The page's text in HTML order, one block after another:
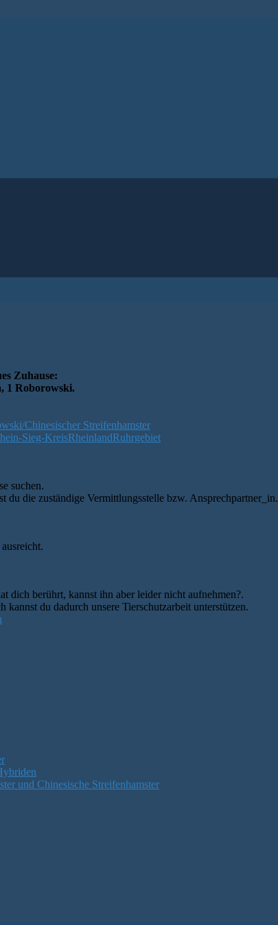
Zuhause:
1 Roborowski.
Chinesischer Streifenhamster
Sieg-KreisRheinlandRuhrgebiet
suchen.
du die zuständige Vermittlungsstelle bzw. Ansprechpartner_in.
dich berührt, kannst ihn aber leider nicht aufnehmen?.
du dadurch unsere Tierschutzarbeit unterstützen.
und Chinesische Streifenhamster